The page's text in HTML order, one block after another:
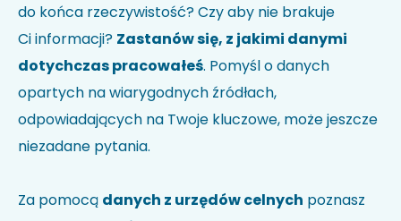
do końca rzeczywistość? Czy aby nie brakuje
Ci informacji? Zastanów się, z jakimi danymi
dotychczas pracowałeś. Pomyśl o danych
opartych na wiarygodnych źródłach,
odpowiadających na Twoje kluczowe, może jeszcze
niezadane pytania.
Za pomocą danych z urzędów celnych poznasz